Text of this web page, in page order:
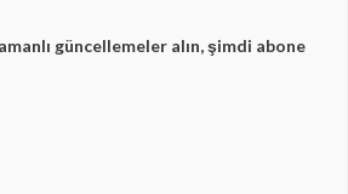
güncellemeler alın, şimdi abone